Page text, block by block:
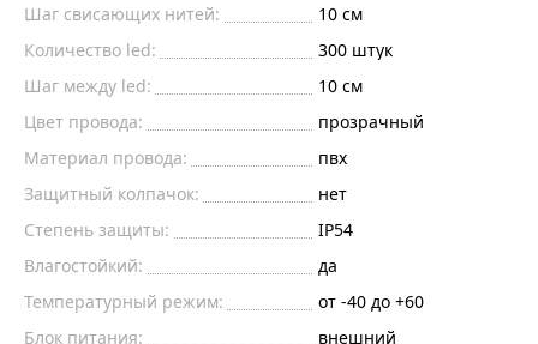
Шаг свисающих нитей:
10 см
Количество led:
300 штук
Шаг между led:
10 см
Цвет провода:
прозрачный
Материал провода:
пвх
Защитный колпачок:
нет
Степень защиты:
IP54
Влагостойкий:
да
Температурный режим:
от -40 до +60
Блок питания:
внешний